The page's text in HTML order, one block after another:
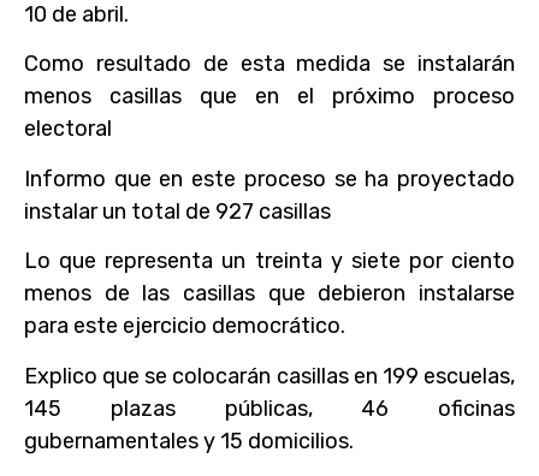
10 de abril.
Como resultado de esta medida se instalarán
menos casillas que en el próximo proceso
electoral
Informo que en este proceso se ha proyectado
instalar un total de 927 casillas
Lo que representa un treinta y siete por ciento
menos de las casillas que debieron instalarse
para este ejercicio democrático.
Explico que se colocarán casillas en 199 escuelas,
145 plazas públicas, 46 oficinas
gubernamentales y 15 domicilios.